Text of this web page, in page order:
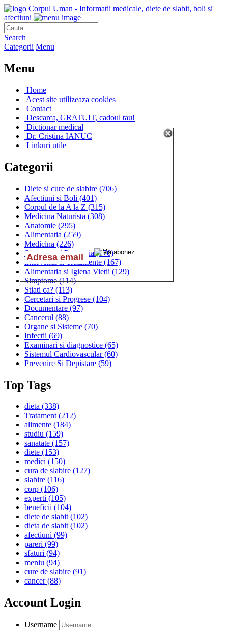
Corpul Uman - Informatii medicale, diete de slabit, boli si
afectiuni
Search
Categorii Menu
Menu
Home
Acest site utilizeaza cookies
Contact
Descarca, GRATUIT, cadoul tau!
Dictionar medical
Dr. Cristina IANUC
Linkuri utile
Categorii
Diete si cure de slabire (706)
Afectiuni si Boli (401)
Corpul de la A la Z (315)
Medicina Naturista (308)
Anatomie (295)
Alimentatia (259)
Medicina (226)
Sanatatea si Preventia(170)
Interventii si Tratamente (167)
Alimentatia si Igiena Vietii (129)
Simptome(114)
Stiati ca? (113)
Cercetari si Progrese (104)
Documentare (97)
Cancerul (88)
Organe si Sisteme (70)
Infectii (69)
Examinari si diagnostice (65)
Sistemul Cardiovascular(60)
Prevenire Si Depistare (59)
Top Tags
dieta (338)
Tratament(212)
alimente (184)
studiu (159)
sanatate (157)
diete (153)
medici (150)
cura de slabire (127)
slabire (116)
corp (106)
experti (105)
beneficii (104)
diete de slabit(102)
dieta de slabit(102)
afectiuni (99)
pareri (99)
sfaturi (94)
meniu (94)
cure de slabire (91)
cancer(88)
Account Login
Username